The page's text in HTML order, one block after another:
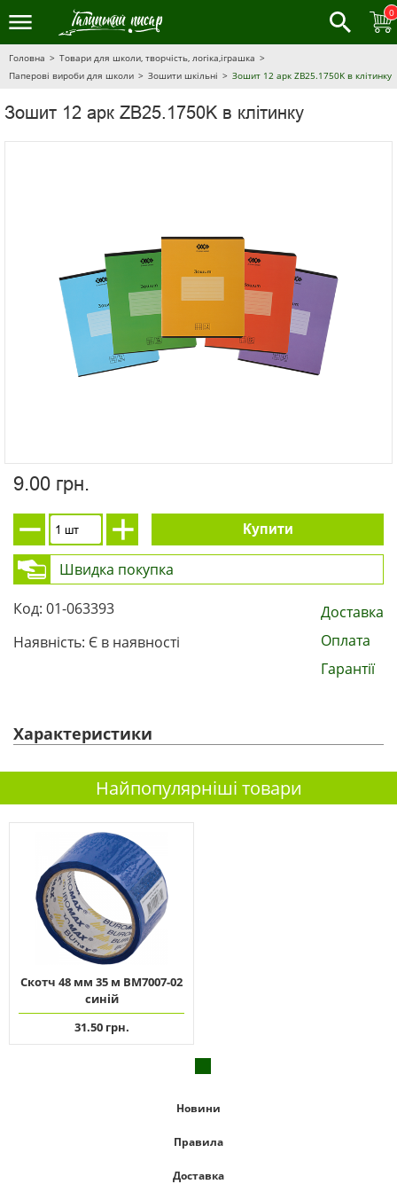
0
Головна
Товари для школи, творчість, логіка,іграшка
Паперові вироби для школи
Зошити шкільні Зошит 12 арк ZB25.1750K в клітинку
Зошит 12 арк ZB25.1750K в клітинку
9.00 грн.
Купити
Швидка покупка
Код: 01-063393
Наявність: Є в наявності
Доставка
Оплата
Гарантії
Характеристики
Найпопулярніші товари
Скотч 48 мм 35 м ВМ7007-02
синій
31.50 грн.
Новини
Правила
Доставка